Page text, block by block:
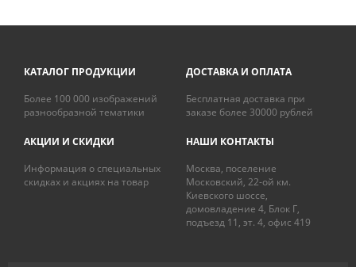
КАТАЛОГ ПРОДУКЦИИ
Более 100 000 изображений
разнообразной тематики
ДОСТАВКА И ОПЛАТА
Бесплатная доставка при
заказе более 30000 рублей
АКЦИИ И СКИДКИ
Информация о специальных
скидках и акциях на товар
НАШИ КОНТАКТЫ
Москва, поселение
Московский, 22-ой км.
Киевского шоссе,
домовладение 4, Блок Г,
подъезд 11, эт. 4, офис 419